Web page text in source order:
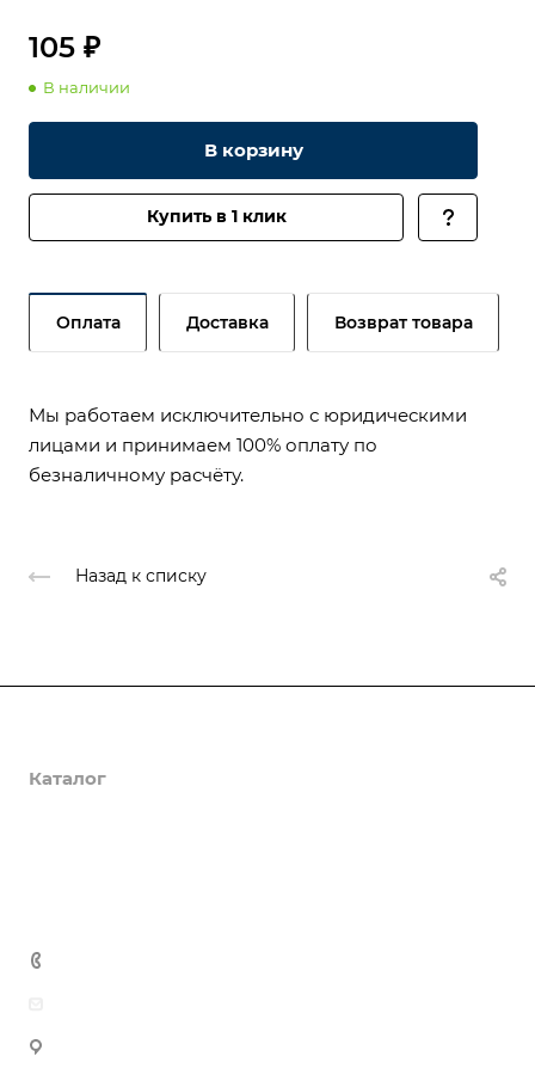
105 ₽
В наличии
В корзину
Купить в 1 клик
Оплата Доставка Возврат товара
Мы работаем исключительно с юридическими
лицами и принимаем 100% оплату по
безналичному расчёту.
Назад к списку
Каталог